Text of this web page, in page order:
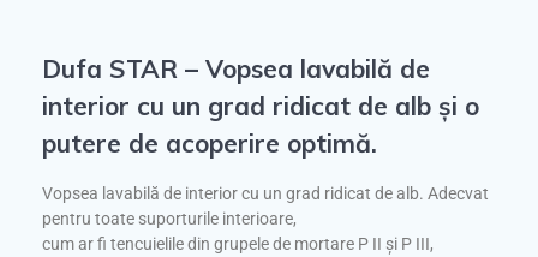
Dufa STAR – Vopsea lavabilă de
interior cu un grad ridicat de alb și o
putere de acoperire optimă.
Vopsea lavabilă de interior cu un grad ridicat de alb. Adecvat
pentru toate suporturile interioare,
cum ar fi tencuielile din grupele de mortare P II și P III,